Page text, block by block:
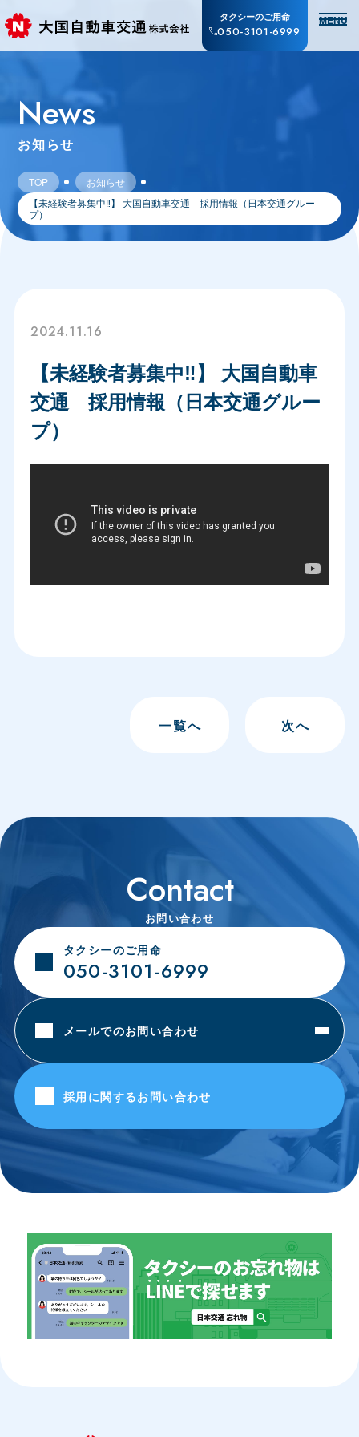
タクシーのご用命
050-3101-6999
MENU
News
お知らせ
TOP
お知らせ
【未経験者募集中‼】 大国自動車交通 採用情報（日本交通グルー
プ）
2024.11.16
【未経験者募集中‼】 大国自動車
交通 採用情報（日本交通グルー
プ）
一覧へ 次へ
Contact
お問い合わせ
タクシーのご用命
050-3101-6999
メールでのお問い合わせ
採用に関するお問い合わせ